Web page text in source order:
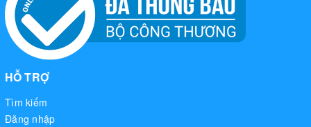
HỖ TRỢ
Tìm kiếm
Đăng nhập